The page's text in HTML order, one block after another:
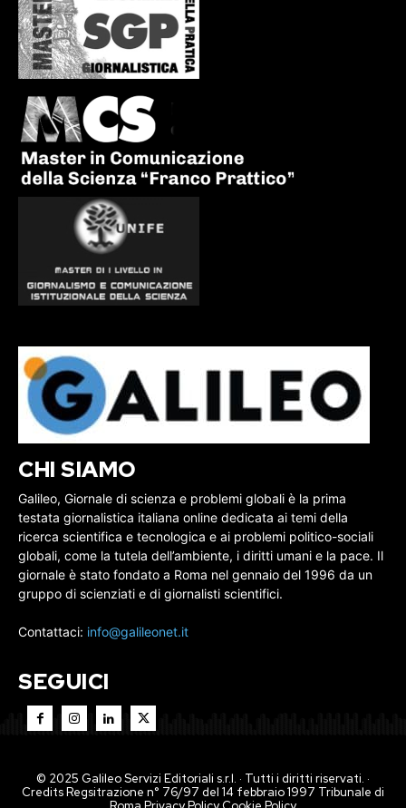
CHI SIAMO
Galileo, Giornale di scienza e problemi globali è la prima
testata giornalistica italiana online dedicata ai temi della
ricerca scientifica e tecnologica e ai problemi politico-sociali
globali, come la tutela dell’ambiente, i diritti umani e la pace. Il
giornale è stato fondato a Roma nel gennaio del 1996 da un
gruppo di scienziati e di giornalisti scientifici.
Contattaci: info@galileonet.it
SEGUICI
© 2025 Galileo Servizi Editoriali s.r.l. · Tutti i diritti riservati. ·
Credits Regsitrazione n° 76/97 del 14 febbraio 1997 Tribunale di